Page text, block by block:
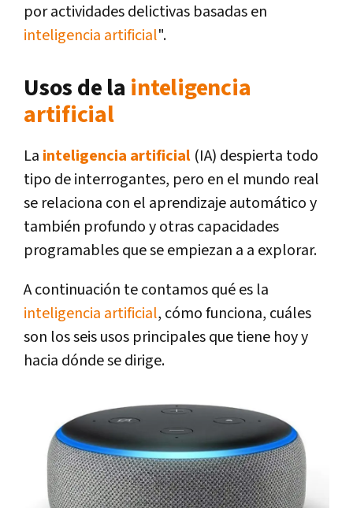
por actividades delictivas basadas en
inteligencia artificial".
Usos de la inteligencia
artificial
La inteligencia artificial (IA) despierta todo
tipo de interrogantes, pero en el mundo real
se relaciona con el aprendizaje automático y
también profundo y otras capacidades
programables que se empiezan a a explorar.
A continuación te contamos qué es la
inteligencia artificial, cómo funciona, cuáles
son los seis usos principales que tiene hoy y
hacia dónde se dirige.